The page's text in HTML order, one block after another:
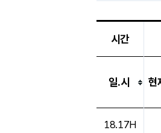
시간
일.시 현
18.17H